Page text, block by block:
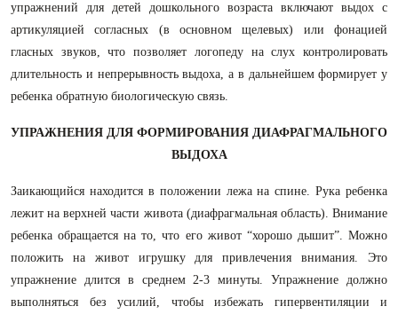
упражнений для детей дошкольного возраста включают выдох с
артикуляцией согласных (в основном щелевых) или фонацией
гласных звуков, что позволяет логопеду на слух контролировать
длительность и непрерывность выдоха, а в дальнейшем формирует у
ребенка обратную биологическую связь.
УПРАЖНЕНИЯ ДЛЯ ФОРМИРОВАНИЯ ДИАФРАГМАЛЬНОГО
ВЫДОХА
Заикающийся находится в положении лежа на спине. Рука ребенка
лежит на верхней части живота (диафрагмальная область). Внимание
ребенка обращается на то, что его живот “хорошо дышит”. Можно
положить на живот игрушку для привлечения внимания. Это
упражнение длится в среднем 2-3 минуты. Упражнение должно
выполняться без усилий, чтобы избежать гипервентиляции и